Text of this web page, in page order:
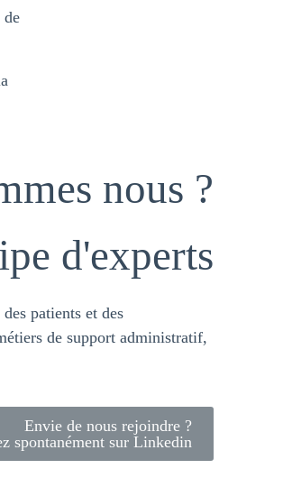
de
nous ?
d'experts
patients et des
de support administratif,
Envie de nous rejoindre ?
spontanément sur Linkedin